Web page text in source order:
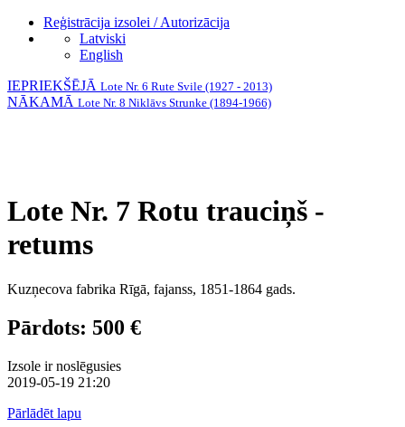
Reģistrācija izsolei / Autorizācija
Latviski
English
IEPRIEKŠĒJĀ Lote Nr. 6 Rute Svile (1927 - 2013)
NĀKAMĀ Lote Nr. 8 Niklāvs Strunke (1894-1966)
Lote Nr. 7 Rotu trauciņš -
retums
Kuzņecova fabrika Rīgā, fajanss, 1851-1864 gads.
Pārdots: 500 €
Izsole ir noslēgusies
2019-05-19 21:20
Pārlādēt lapu